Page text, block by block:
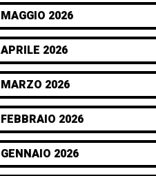
MAGGIO 2026
APRILE 2026
MARZO 2026
FEBBRAIO 2026
GENNAIO 2026